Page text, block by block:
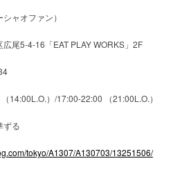
ャオファン）
広尾5-4-16「EAT PLAY WORKS」2F
14:00L.O.）/17:00-22:00 （21:00L.O.）
ずる
tokyo/A1307/A130703/13251506/